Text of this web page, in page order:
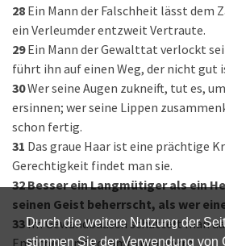
Durch die weitere Nutzung der
stimmen Sie der Verwendung von
28 Ein Mann der Falschheit lässt dem
ein Verleumder entzweit Vertraute.
29 Ein Mann der Gewalttat verlockt
führt ihn auf einen Weg, der nicht gut
30Wer seine Augen zukneift, tut es,
ersinnen; wer seine Lippen
schon fertig.
31 Das graue Haar ist eine prächtige
Gerechtigkeit findet man sie.
32Besser ein Langmütiger als ein
seinen Geist beherrscht, als wer
33Im Gewandbausch schüttelt man
Entscheidung kommt vom Herrn.